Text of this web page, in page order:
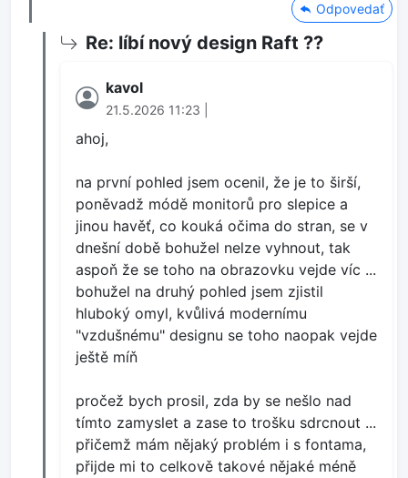
Odpovedať
Re: líbí nový design Raft ??
kavol
21.5.2026 11:23 |
ahoj,
na první pohled jsem ocenil, že je to širší,
poněvadž módě monitorů pro slepice a
jinou havěť, co kouká očima do stran, se v
dnešní době bohužel nelze vyhnout, tak
aspoň že se toho na obrazovku vejde víc ...
bohužel na druhý pohled jsem zjistil
hluboký omyl, kvůlivá modernímu
"vzdušnému" designu se toho naopak vejde
ještě míň
pročež bych prosil, zda by se nešlo nad
tímto zamyslet a zase to trošku sdrcnout ...
přičemž mám nějaký problém i s fontama,
přijde mi to celkově takové nějaké méně